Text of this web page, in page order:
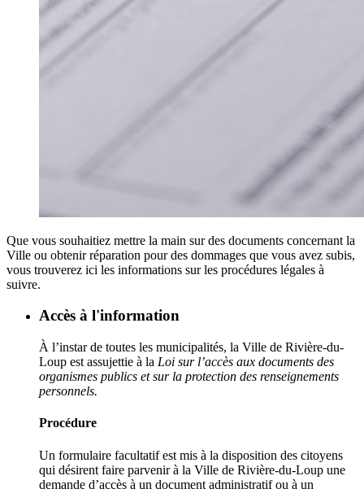
Que vous souhaitiez mettre la main sur des documents concernant la
Ville ou obtenir réparation pour des dommages que vous avez subis,
vous trouverez ici les informations sur les procédures légales à
suivre.
Accès à l'information
À l’instar de toutes les municipalités, la Ville de Rivière-du-
Loup est assujettie à la Loi sur l’accès aux documents des
organismes publics et sur la protection des renseignements
personnels.
Procédure
Un formulaire facultatif est mis à la disposition des citoyens
qui désirent faire parvenir à la Ville de Rivière-du-Loup une
demande d’accès à un document administratif ou à un